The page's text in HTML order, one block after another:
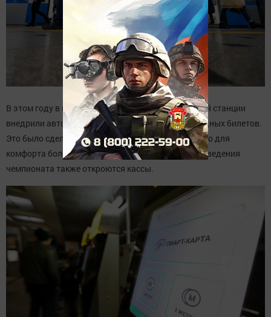
В этом году в казанском метрополитене на каждой станции
внедрили автоматы по продаже жетонов и проездных билетов.
Это было сделано в связи с нехваткой кассиров. Но для
комфорта болельщиков и гостей города в дни проведения
чемпионата также откроются кассы.